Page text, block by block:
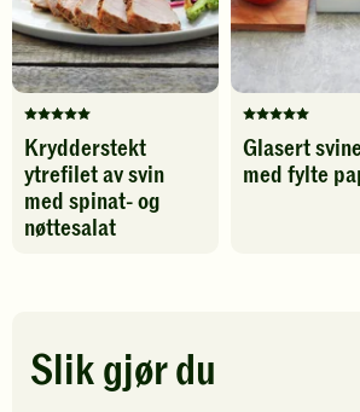
Denne
oppskriften
har
fått
5
for
å
Krydderstekt
ytrefilet av svin
med spinat- og
nøttesalat
legg
til
favoritter
Denne
oppskriften
har
Glasert
med fylte
Slik gjør du